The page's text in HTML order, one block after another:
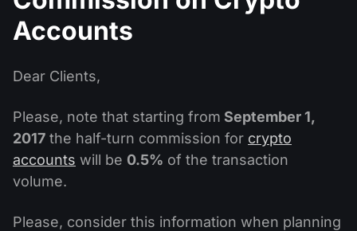
PAMM ECN
Masters e Seguidores
Concursos Forex
Ações
Calendário de dividendos
Fórum Forex
Centro de ajuda
O que é negociação de CFDs?
O que é negociação ECN?
Por que nós?
Accounts
Dear Clients,
Please, note that starting from September 1,
2017 the half-turn commission for crypto
accounts will be 0.5% of the transaction
volume.
Please, consider this information when planning